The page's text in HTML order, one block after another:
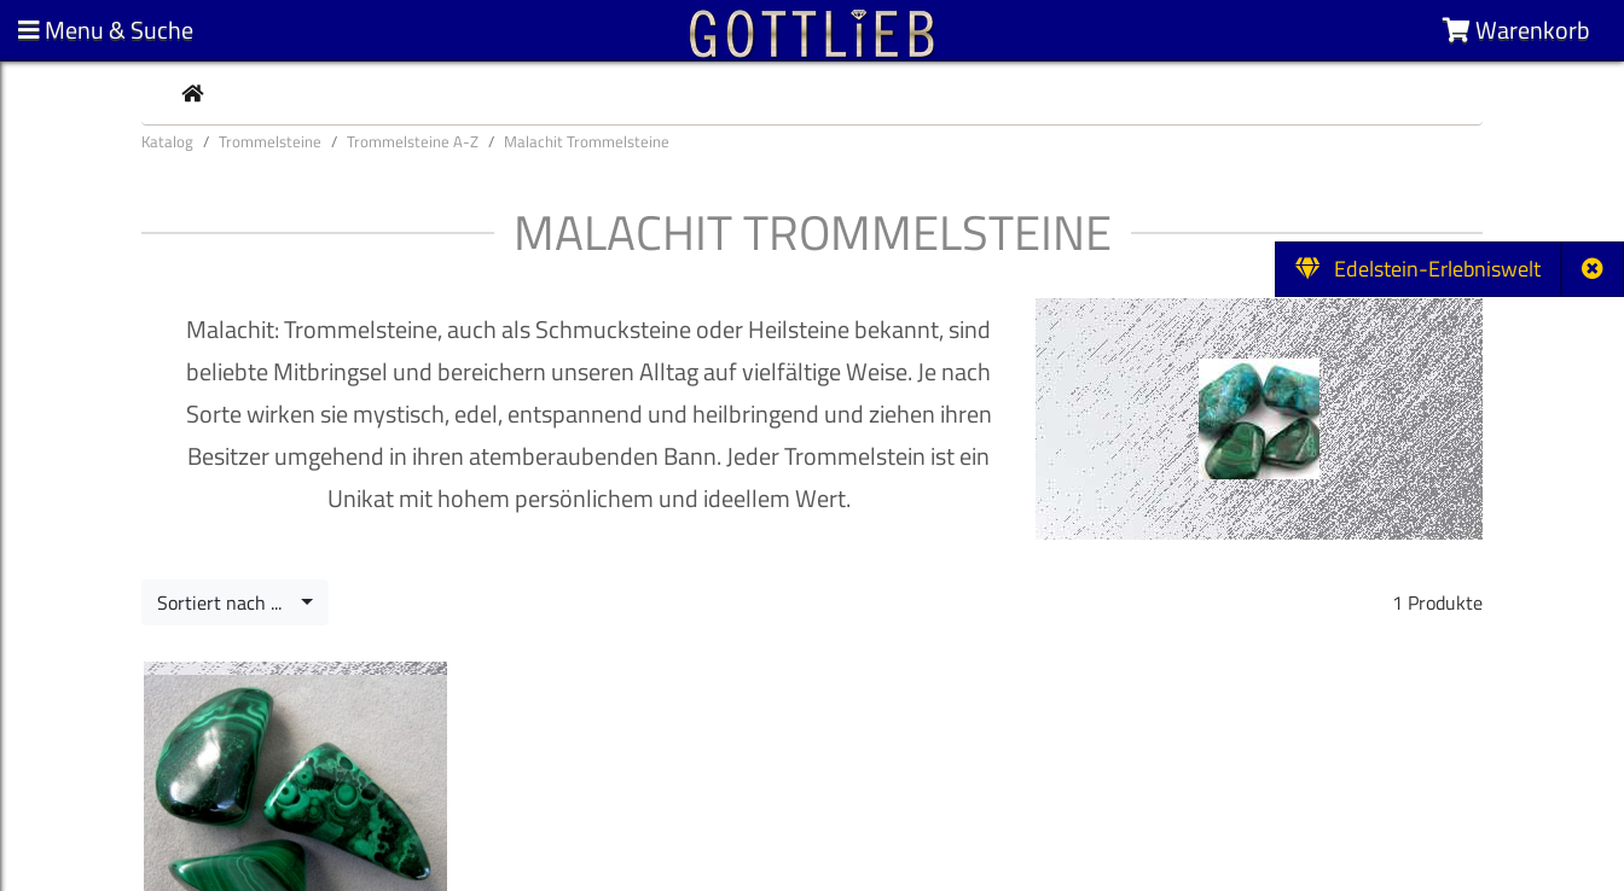
Edelstein-Erlebniswelt
Menu & Suche Warenkorb
CURRENT
Katalog Trommelsteine Trommelsteine A-Z Malachit Trommelsteine
MALACHIT TROMMELSTEINE
Malachit: Trommelsteine, auch als Schmucksteine oder Heilsteine bekannt, sind
beliebte Mitbringsel und bereichern unseren Alltag auf vielfältige Weise. Je nach
Sorte wirken sie mystisch, edel, entspannend und heilbringend und ziehen ihren
Besitzer umgehend in ihren atemberaubenden Bann. Jeder Trommelstein ist ein
Unikat mit hohem persönlichem und ideellem Wert.
1 Produkte
Sortiert nach ...